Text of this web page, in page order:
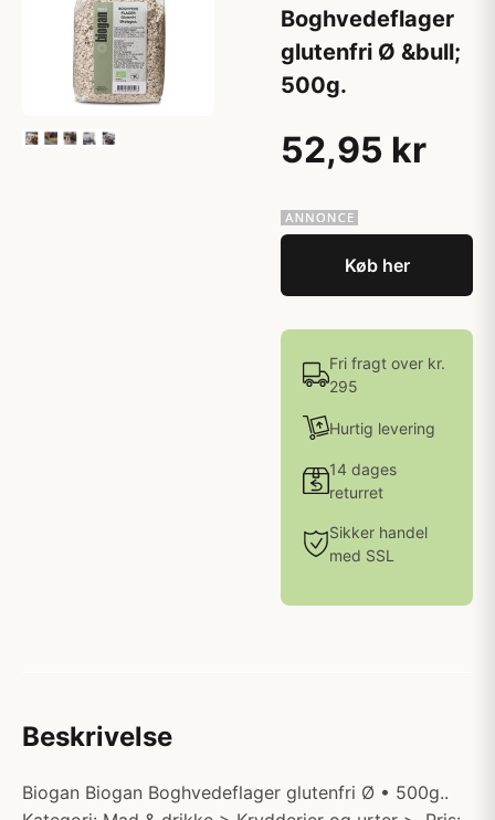
Boghvedeflager
glutenfri Ø &bull;
500g.
52,95 kr
Køb her
Fri fragt over kr.
295
Hurtig levering
14 dages
returret
Sikker handel
med SSL
Beskrivelse
Biogan Biogan Boghvedeflager glutenfri Ø • 500g..